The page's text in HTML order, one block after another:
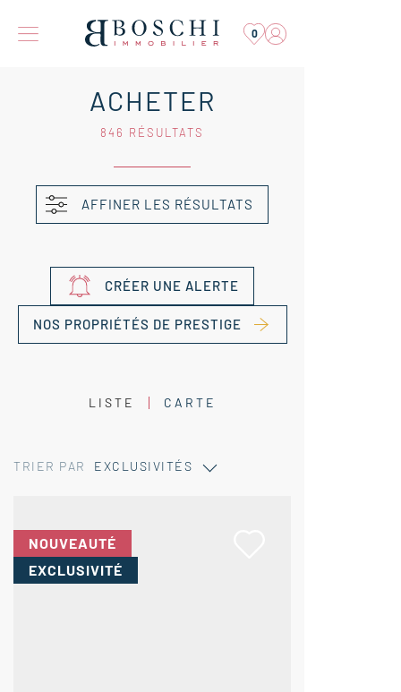
0
ACHETER
846 RÉSULTATS
AFFINER LES RÉSULTATS
CRÉER UNE ALERTE
NOS PROPRIÉTÉS DE PRESTIGE
LISTE CARTE
TRIER PAR EXCLUSIVITÉS
NOUVEAUTÉ
EXCLUSIVITÉ